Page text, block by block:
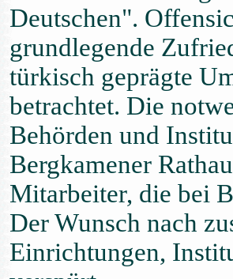
Deutschen".
grundlegende
türkisch geprägte
betrachtet. Die
Behörden und
Bergkamener
Mitarbeiter, die bei
Der Wunsch nach
Einrichtungen,